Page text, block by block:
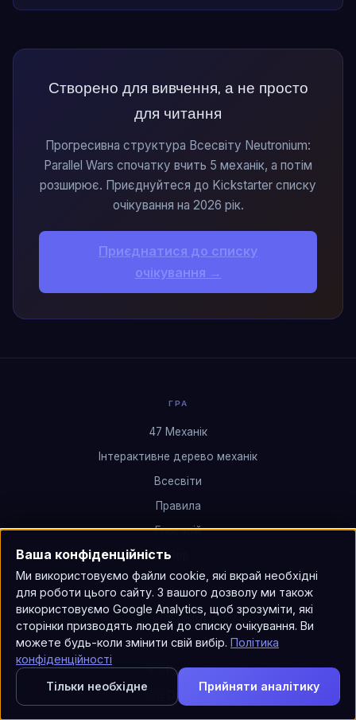
Створено для вивчення, а не просто
для читання
Прогресивна структура Всесвіту Neutronium:
Parallel Wars спочатку вчить 5 механік, а потім
розширює. Приєднуйтеся до Kickstarter списку
очікування на 2026 рік.
Приєднатися до списку
очікування →
ГРА
47 Механік
Інтерактивне дерево механік
Всесвіти
Правила
Глосарій
Лор
ПРАВИЛА 12+
🇬🇧English
🇳🇱Nederlands
🇷🇺Русский
Deutsch
Ваша конфіденційність
Ми використовуємо файли cookie, які вкрай необхідні
для роботи цього сайту. З вашого дозволу ми також
використовуємо Google Analytics, щоб зрозуміти, які
сторінки призводять людей до списку очікування. Ви
можете будь-коли змінити свій вибір. Політика
конфіденційності
Тільки необхідне
Прийняти аналітику